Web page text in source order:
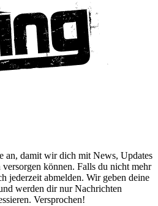
an, damit wir dich mit News, Updates
können. Falls du nicht mehr
jederzeit abmelden. Wir geben deine
werden dir nur Nachrichten
Versprochen!